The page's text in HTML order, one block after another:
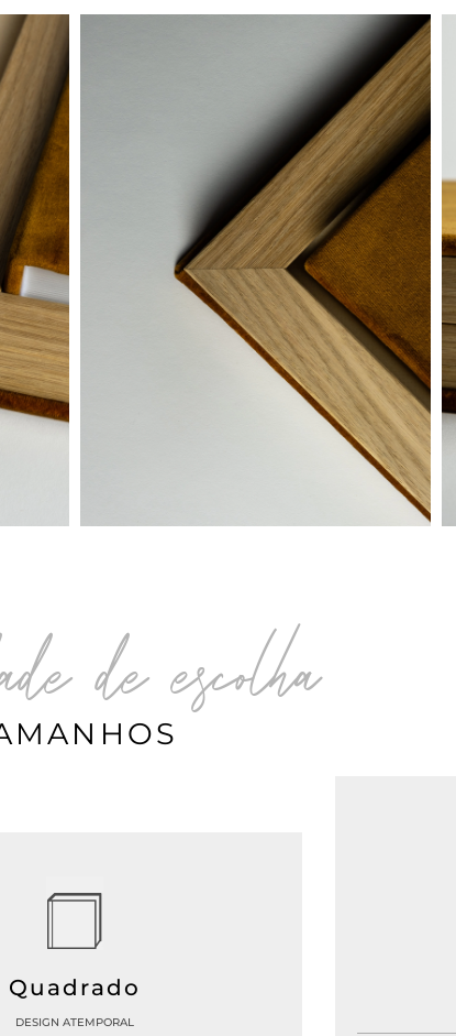
de escolha
Quadrado
DESIGN ATEMPORAL